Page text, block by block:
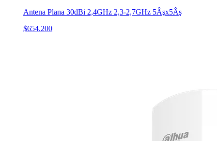
Antena Plana 30dBi 2,4GHz 2,3-2,7GHz 5Âşx5Âş
$654.200